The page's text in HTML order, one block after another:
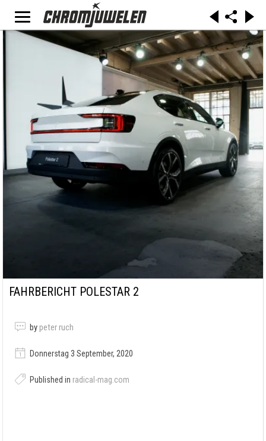
FAHRBERICHT POLESTAR 2
by peter ruch
Donnerstag 3 September, 2020
Published in radical-mag.com